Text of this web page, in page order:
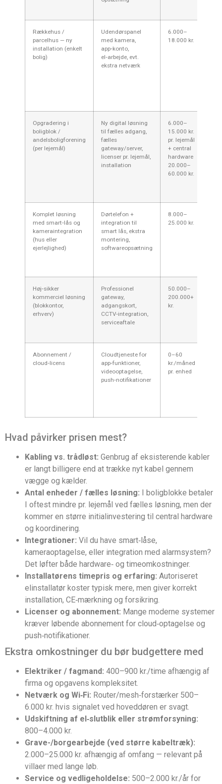
Rækkehus /
parcelhus — ny
installation (enkelt
bolig)
Udendørspanel
med kamera,
app‑konto,
el‑arbejde, evt.
ekstra netværk
6.000–
18.000 kr.
Opgradering i
boligblok /
andelsboligforening
(per lejemål)
Ny digital løsning
til fælles adgang,
fælles
gateway/server,
licenser pr. lejemål,
installation
6.000–
15.000 kr.
pr. lejemål
+ central
hardware
20.000–
60.000 kr.
Komplet løsning
med smart‑lås og
kameraintegration
(hus eller
ejerlejlighed)
Dørtelefon +
integration til
smart lås, ekstra
montering,
softwareopsætning
8.000–
25.000 kr.
Høj‑sikker
kommerciel løsning
(blokkontor,
erhverv)
Professionel
gateway,
adgangskort,
CCTV‑integration,
serviceaftale
50.000–
200.000+
kr.
Abonnement /
cloud‑licens
Cloudtjeneste for
app‑funktioner,
videooptagelse,
push‑notifikationer
0–60
kr./måned
pr. enhed
Hvad påvirker prisen mest?
Kabling vs. trådløst: Genbrug af eksisterende kabler
er langt billigere end at trække nyt kabel gennem
vægge og kælder.
Antal enheder / fælles løsning: I boligblokke betaler
I oftest mindre pr. lejemål ved fælles løsning, men der
kommer en større initialinvestering til central hardware
og koordinering.
Integrationer: Vil du have smart‑låse,
kameraoptagelse, eller integration med alarmsystem?
Det løfter både hardware‑ og timeomkostninger.
Installatørens timepris og erfaring: Autoriseret
elinstallatør koster typisk mere, men giver korrekt
installation, CE‑mærkning og forsikring.
Licenser og abonnement: Mange moderne systemer
kræver løbende abonnement for cloud‑optagelse og
push‑notifikationer.
Ekstra omkostninger du bør budgettere med
Elektriker / fagmand: 400–900 kr./time afhængig af
firma og opgavens kompleksitet.
Netværk og Wi‑Fi: Router/mesh‑forstærker 500–
6.000 kr. hvis signalet ved hoveddøren er svagt.
Udskiftning af el‑slutblik eller strømforsyning:
800–4.000 kr.
Grave-/borgearbejde (ved større kabeltræk):
2.000–25.000 kr. afhængig af omfang — relevant på
villaer med lange løb.
Service og vedligeholdelse: 500–2.000 kr./år for